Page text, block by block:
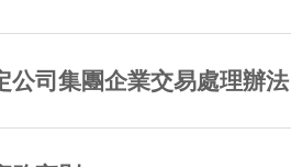
公司集團企業交易處理辦法